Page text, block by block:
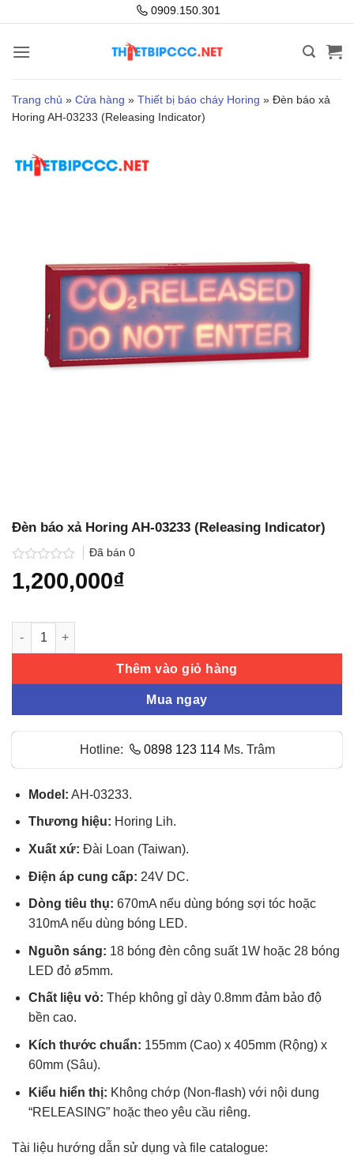
nội
0909.150.301
Trang chủ » Cửa hàng » Thiết bị báo cháy Horing » Đèn báo xả
Horing AH-03233 (Releasing Indicator)
Đèn báo xả Horing AH-03233 (Releasing Indicator)
Được
xếp
5
sao
Đã bán 0
1,200,000₫
Đèn báo xả Horing AH-03233 (Releasing Indicator) số lượng
Thêm vào giỏ hàng
Mua ngay
Hotline: 0898 123 114Ms. Trâm
Model: AH-03233.
Thương hiệu: Horing Lih.
Xuất xứ: Đài Loan (Taiwan).
Điện áp cung cấp: 24V DC.
Dòng tiêu thụ: 670mA nếu dùng bóng sợi tóc hoặc
310mA nếu dùng bóng LED.
Nguồn sáng: 18 bóng đèn công suất 1W hoặc 28 bóng
LED đỏ ø5mm.
Chất liệu vỏ: Thép không gỉ dày 0.8mm đảm bảo độ
bền cao.
Kích thước chuẩn: 155mm (Cao) x 405mm (Rộng) x
60mm (Sâu).
Kiểu hiển thị: Không chớp (Non-flash) với nội dung
“RELEASING” hoặc theo yêu cầu riêng.
Tài liệu hướng dẫn sử dụng và file catalogue: